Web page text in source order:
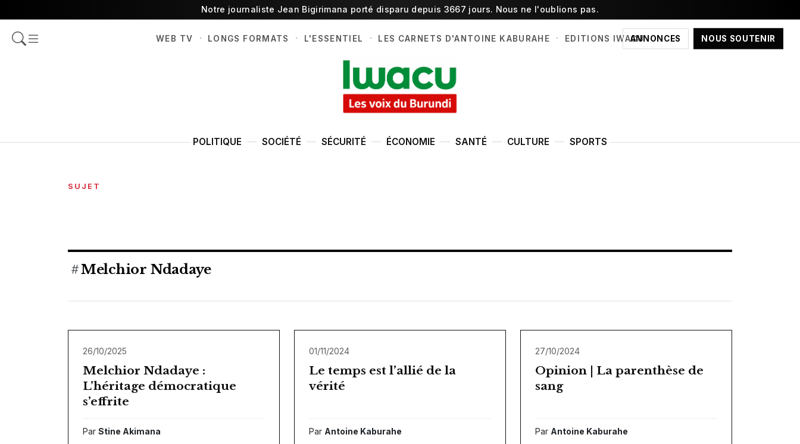
Notre journaliste Jean Bigirimana porté disparu depuis 3667 jours. Nous ne l'oublions pas.
ANNONCES NOUS SOUTENIR
WEB TV · LONGS FORMATS · L'ESSENTIEL · LES CARNETS D'ANTOINE KABURAHE · EDITIONS IWACU
POLITIQUE SOCIÉTÉ SÉCURITÉ ÉCONOMIE SANTÉ CULTURE SPORTS
SUJET
Melchior Ndadaye
26/10/2025
Melchior Ndadaye :
L’héritage démocratique
s’effrite
Par Stine Akimana
01/11/2024
Le temps est l’allié de la
vérité
Par Antoine Kaburahe
27/10/2024
Opinion | La parenthèse de
sang
Par Antoine Kaburahe